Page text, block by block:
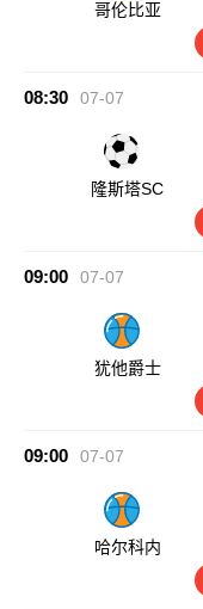
哥伦比亚
08:30 07-07
隆斯塔SC
09:00 07-07
犹他爵士
09:00 07-07
哈尔科内